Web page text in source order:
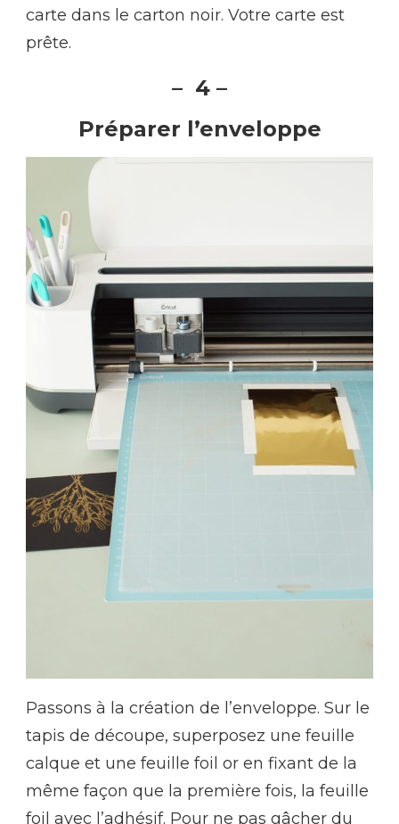
carte dans le carton noir. Votre carte est
prête.
– 4 –
Préparer l’enveloppe
Passons à la création de l’enveloppe. Sur le
tapis de découpe, superposez une feuille
calque et une feuille foil or en fixant de la
même façon que la première fois, la feuille
foil avec l’adhésif. Pour ne pas gâcher du